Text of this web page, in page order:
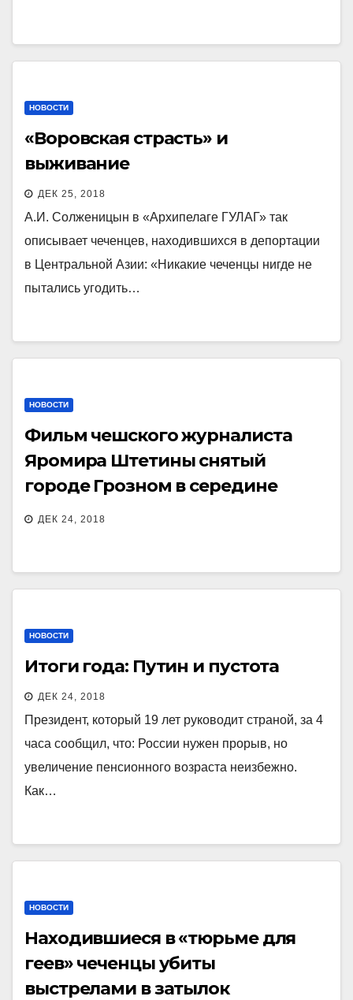
НОВОСТИ
«Воровская страсть» и
выживание
ДЕК 25, 2018
А.И. Солженицын в «Архипелаге ГУЛАГ» так
описывает чеченцев, находившихся в депортации
в Центральной Азии: «Никакие чеченцы нигде не
пытались угодить…
НОВОСТИ
Фильм чешского журналиста
Яромира Штетины снятый
городе Грозном в середине
декабря 1999 года.
ДЕК 24, 2018
НОВОСТИ
Итоги года: Путин и пустота
ДЕК 24, 2018
Президент, который 19 лет руководит страной, за 4
часа сообщил, что: России нужен прорыв, но
увеличение пенсионного возраста неизбежно.
Как…
НОВОСТИ
Находившиеся в «тюрьме для
геев» чеченцы убиты
выстрелами в затылок